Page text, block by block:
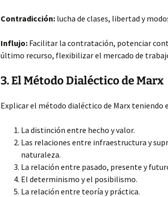
Contradicción: lucha de clases, libertad y
Influjo: Facilitar la contratación, potenciar
último recurso, flexibilizar el mercado de
3. El Método Dialéctico de Marx
Explicar el método dialéctico de Marx teniendo
La distinción entre hecho y valor.
Las relaciones entre infraestructura y
naturaleza.
La relación entre pasado, presente y
El determinismo y el posibilismo.
La relación entre teoría y práctica.